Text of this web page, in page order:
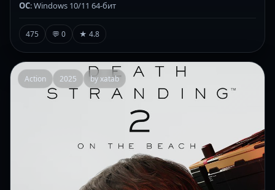
ОС: Windows 10/11 64-бит
475 💬 0 ★ 4.8
Action 2025 by xatab